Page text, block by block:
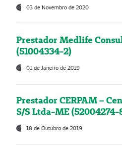
03 de Novembro de 2020
Prestador Medlife
(51004334-2)
01 de Janeiro de 2019
Prestador CERPAM –
S/S Ltda-ME (52004274-
18 de Outubro de 2019